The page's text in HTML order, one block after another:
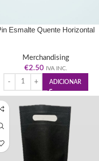
Esmalte Quente Horizontal
Merchandising
€2.50 IVA INC.
ADICIONAR